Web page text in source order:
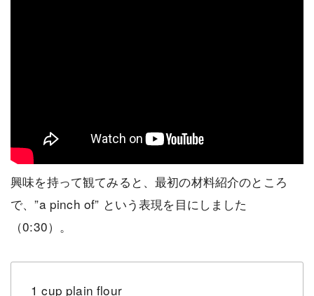
興味を持って観てみると、最初の材料紹介のところ
で、”a pinch of” という表現を目にしました
（0:30）。
1 cup plain flour